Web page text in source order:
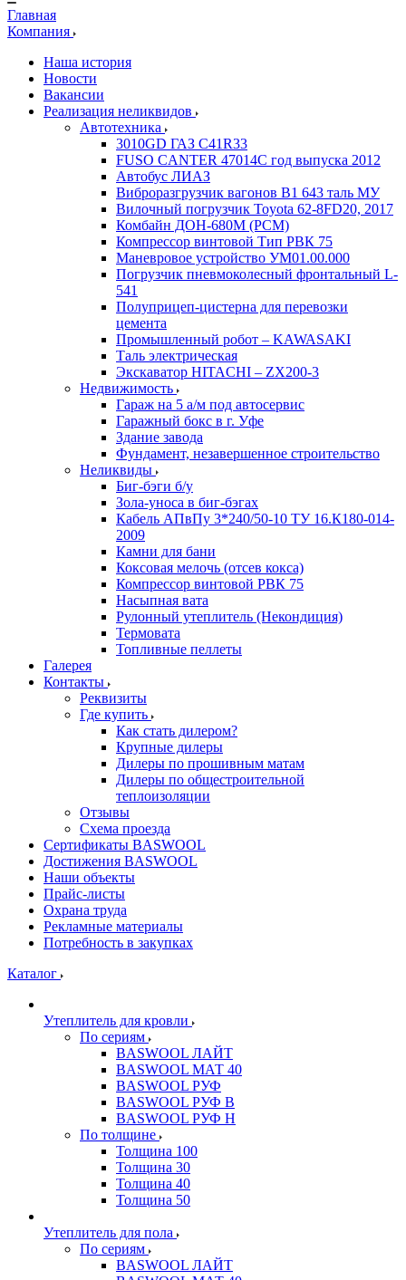
Главная
Компания
Наша история
Новости
Вакансии
Реализация неликвидов
Автотехника
3010GD ГАЗ С41R33
FUSO CANTER 47014C год выпуска 2012
Автобус ЛИАЗ
Виброразгрузчик вагонов В1 643 таль МУ
Вилочный погрузчик Toyota 62-8FD20, 2017
Комбайн ДОН-680М (РСМ)
Компрессор винтовой Тип РВК 75
Маневровое устройство УМ01.00.000
Погрузчик пневмоколесный фронтальный L-
541
Полуприцеп-цистерна для перевозки
цемента
Промышленный робот – KAWASAKI
Таль электрическая
Экскаватор HITACHI – ZX200-3
Недвижимость
Гараж на 5 а/м под автосервис
Гаражный бокс в г. Уфе
Здание завода
Фундамент, незавершенное строительство
Неликвиды
Биг-бэги б/у
Зола-уноса в биг-бэгах
Кабель АПвПу 3*240/50-10 ТУ 16.К180-014-
2009
Камни для бани
Коксовая мелочь (отсев кокса)
Компрессор винтовой РВК 75
Насыпная вата
Рулонный утеплитель (Некондиция)
Термовата
Топливные пеллеты
Галерея
Контакты
Реквизиты
Где купить
Как стать дилером?
Крупные дилеры
Дилеры по прошивным матам
Дилеры по общестроительной
теплоизоляции
Отзывы
Схема проезда
Сертификаты BASWOOL
Достижения BASWOOL
Наши объекты
Прайс-листы
Охрана труда
Рекламные материалы
Потребность в закупках
Каталог
Утеплитель для кровли
По сериям
BASWOOL ЛАЙТ
BASWOOL МАТ 40
BASWOOL РУФ
BASWOOL РУФ В
BASWOOL РУФ Н
По толщине
Толщина 100
Толщина 30
Толщина 40
Толщина 50
Утеплитель для пола
По сериям
BASWOOL ЛАЙТ